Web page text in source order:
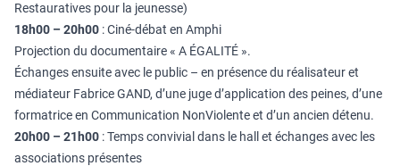
Restauratives pour la jeunesse)
18h00 – 20h00 : Ciné-débat en Amphi
Projection du documentaire « A ÉGALITÉ ».
Échanges ensuite avec le public – en présence du réalisateur et
médiateur Fabrice GAND, d’une juge d’application des peines, d’une
formatrice en Communication NonViolente et d’un ancien détenu.
20h00 – 21h00 : Temps convivial dans le hall et échanges avec les
associations présentes